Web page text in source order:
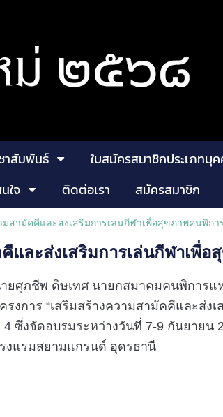
าสัมพันธ์ ใบสมัครสมาชิกประเภทบุ
ใจ ติดต่อเรา
สมัครสมาชิก
มสามัคคีและส่งเสริมการเล่นกีฬาเพื่อสุขภาพคนพิก
และส่งเสริมการเล่นกีฬาเพื่
ยศุภชีพ ดิษเทศ นายกสมาคมคนพิการแห่
รงการ “เสริมสร้างความสามัคคีและส่ง
4 ซึ่งจัดอบรมระหว่างวันที่ 7-9 กันยายน
งแรมสยามแกรนด์ อุดรธานี